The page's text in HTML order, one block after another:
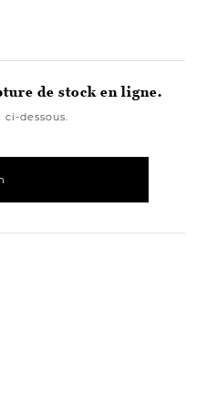
de stock en ligne.
dessous.